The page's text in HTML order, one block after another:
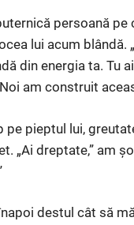
persoană pe
lui acum blândă.
din energia ta. Tu
am construit
pe pieptul lui,
„Ai dreptate,” am
destul cât să